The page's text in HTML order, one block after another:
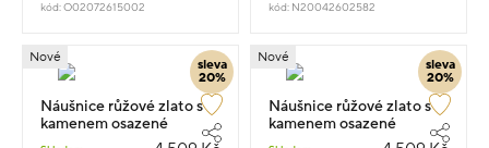
kód: O02072615002 kód: N20042602582
sleva
20%
Nové
Náušnice růžové zlato s
kamenem osazené
zirkony visací 1.4cm 0.90g
sleva
20%
Nové
Náušnice růžové zlato s
kamenem osazené
zirkony visací 1.4cm 0.9g